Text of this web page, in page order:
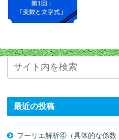
最近の投稿
フーリエ解析④（具体的な係数